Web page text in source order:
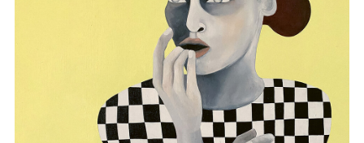
Noverre: Junge Choreografen
Mo, 22.02.2027